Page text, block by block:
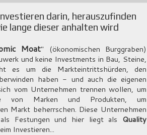
darin, herauszufinden
lange dieser anhalten wird
Moat" (ökonomischen Burggraben)
und keine Investments in Bau, Steine,
es um die Markteintrittshürden, den
haben - und auch die eigenen
vom Unternehmen trennen wollen, um
von Marken und Produkten, um
Markt beherrschen. Diese Unternehmen
Festungen und hier liegt als Quality
Investieren...